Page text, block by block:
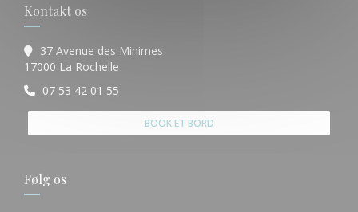
Kontakt os
37 Avenue des Minimes
17000 La Rochelle
07 53 42 01 55
BOOK ET BORD
Følg os